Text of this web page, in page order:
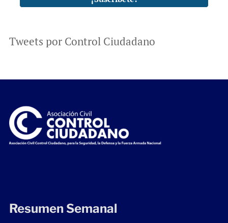
Tweets por Control Ciudadano
Resumen Semanal